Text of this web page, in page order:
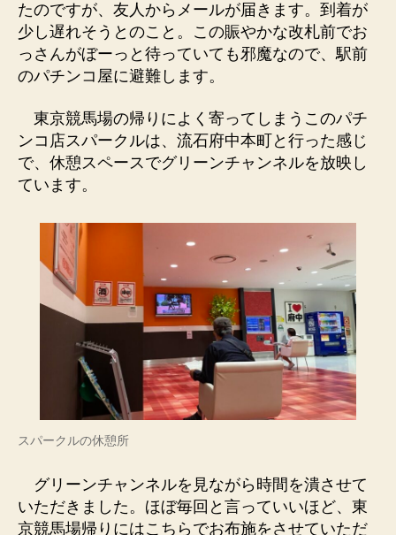
たのですが、友人からメールが届きます。到着が
少し遅れそうとのこと。この賑やかな改札前でお
っさんがぼーっと待っていても邪魔なので、駅前
のパチンコ屋に避難します。
東京競馬場の帰りによく寄ってしまうこのパチ
ンコ店スパークルは、流石府中本町と行った感じ
で、休憩スペースでグリーンチャンネルを放映し
ています。
スパークルの休憩所
グリーンチャンネルを見ながら時間を潰させて
いただきました。ほぼ毎回と言っていいほど、東
京競馬場帰りにはこちらでお布施をさせていただ